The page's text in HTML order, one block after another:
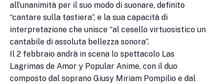
all’unanimità per il suo modo di suonare, definito
“cantare sulla tastiera”, e la sua capacità di
interpretazione che unisce “al cesello virtuosistico un
cantabile di assoluta bellezza sonora”.
Il 2 febbraio andrà in scena lo spettacolo Las
Lagrimas de Amor y Popular Anime, con il duo
composto dal soprano Giusy Miriam Pompilio e dal